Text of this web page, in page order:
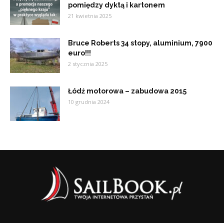
pomiędzy dyktą i kartonem
21 kwietnia 2025
Bruce Roberts 34 stopy, aluminium, 7900
euro!!!
2 stycznia 2025
Łódź motorowa – zabudowa 2015
10 grudnia 2024